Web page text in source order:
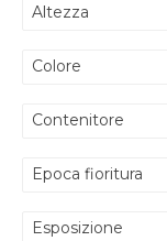
Altezza
Colore
Contenitore
Epoca fioritura
Esposizione